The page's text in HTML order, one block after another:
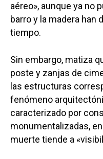
aéreo», aunque ya no
barro y la madera han
tiempo.
Sin embargo, matiza
poste y zanjas de
las estructuras
fenómeno
caracterizado por
monumentalizadas,
muerte tiende a